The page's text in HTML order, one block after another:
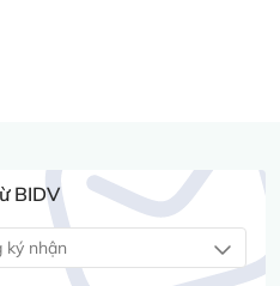
BIDV
ký nhận